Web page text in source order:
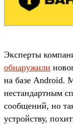
Эксперты
обнаружили
на базе Android.
нестандартным
сообщений, но
устройству,